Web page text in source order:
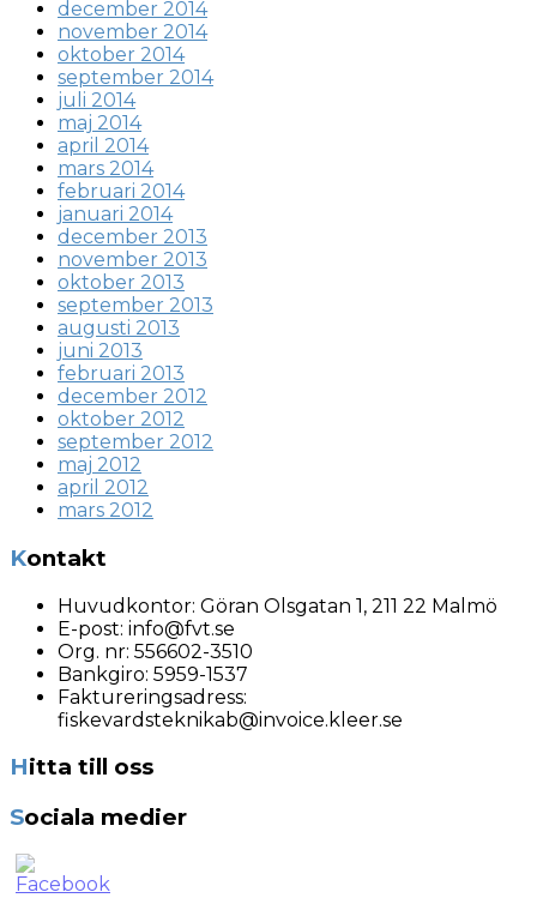
december 2014
november 2014
oktober 2014
september 2014
juli 2014
maj 2014
april 2014
mars 2014
februari 2014
januari 2014
december 2013
november 2013
oktober 2013
september 2013
augusti 2013
juni 2013
februari 2013
december 2012
oktober 2012
september 2012
maj 2012
april 2012
mars 2012
Kontakt
Huvudkontor: Göran Olsgatan 1, 211 22 Malmö
E-post: info@fvt.se
Org. nr: 556602-3510
Bankgiro: 5959-1537
Faktureringsadress:
fiskevardsteknikab@invoice.kleer.se
Hitta till oss
Sociala medier